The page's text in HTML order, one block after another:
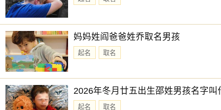
妈妈姓阎爸爸姓乔取名男孩
起名 取名
2026年冬月廿五出生邵姓男孩名字叫
起名 取名